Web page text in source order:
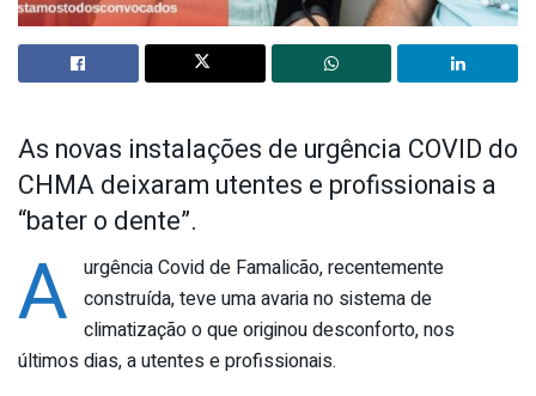
As novas instalações de urgência COVID do
CHMA deixaram utentes e profissionais a
“bater o dente”.
A urgência Covid de Famalicão, recentemente
construída, teve uma avaria no sistema de
climatização o que originou desconforto, nos
últimos dias, a utentes e profissionais.